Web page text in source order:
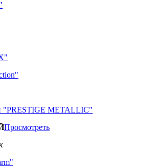
"PRESTIGE METALLIC"
Просмотреть